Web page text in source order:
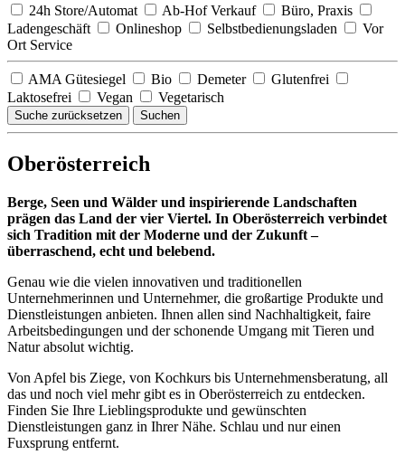
24h Store/Automat Ab-Hof Verkauf
Büro, Praxis
Ladengeschäft
Onlineshop Selbstbedienungsladen
Vor
Ort Service
AMA Gütesiegel Bio Demeter
Glutenfrei
Laktosefrei
Vegan Vegetarisch
Suche zurücksetzen Suchen
Oberösterreich
Berge, Seen und Wälder und inspirierende Landschaften
prägen das Land der vier Viertel. In Oberösterreich verbindet
sich Tradition mit der Moderne und der Zukunft –
überraschend, echt und belebend.
Genau wie die vielen innovativen und traditionellen
Unternehmerinnen und Unternehmer, die großartige Produkte und
Dienstleistungen anbieten. Ihnen allen sind Nachhaltigkeit, faire
Arbeitsbedingungen und der schonende Umgang mit Tieren und
Natur absolut wichtig.
Von Apfel bis Ziege, von Kochkurs bis Unternehmensberatung, all
das und noch viel mehr gibt es in Oberösterreich zu entdecken.
Finden Sie Ihre Lieblingsprodukte und gewünschten
Dienstleistungen ganz in Ihrer Nähe. Schlau und nur einen
Fuxsprung entfernt.